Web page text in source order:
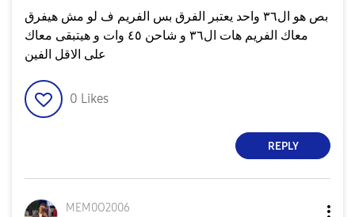
بص هو ال٣٦ واحد يعتبر الفرق بس الفريم ف لو مش هيفرق
معاك الفريم هات ال٣٦ و شاحن ٤٥ وات و هيتبقى معاك
على الاقل الفين
0 Likes
REPLY
MEM0O2006